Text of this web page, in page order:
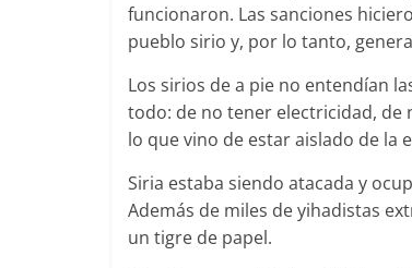
funcionaron. Las sanciones
pueblo sirio y, por lo tanto,
Los sirios de a pie no entendían
todo: de no tener electricidad, de
lo que vino de estar aislado de
Siria estaba siendo atacada y
Además de miles de yihadistas
un tigre de papel.